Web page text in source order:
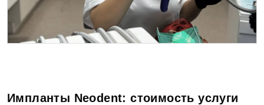
Импланты Neodent: стоимость услуги
данных
Фото
Мы свяжемся с вами в ближайшее время
ОК